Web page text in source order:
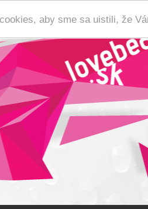
aby sme sa uistili, že